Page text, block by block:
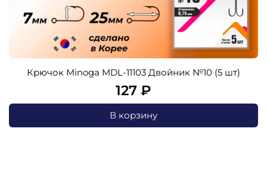
Крючок Minoga MDL-11103 Двойник №10 (5 шт)
127 ₽
В корзину